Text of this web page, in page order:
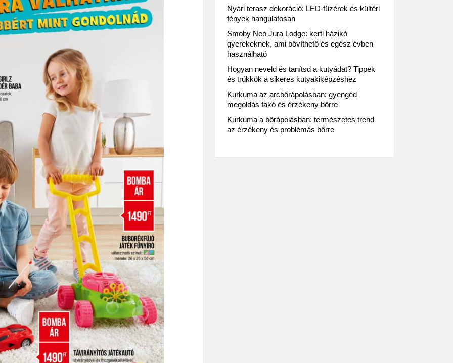
Nyári terasz dekoráció: LED-füzérek és kültéri
fények hangulatosan
Smoby Neo Jura Lodge: kerti házikó
gyerekeknek, ami bővíthető és egész évben
használható
Hogyan neveld és tanítsd a kutyádat? Tippek
és trükkök a sikeres kutyakiképzéshez
Kurkuma az arcbőrápolásban: gyengéd
megoldás fakó és érzékeny bőrre
Kurkuma a bőrápolásban: természetes trend
az érzékeny és problémás bőrre